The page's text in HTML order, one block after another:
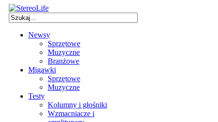
Newsy
Sprzętowe
Muzyczne
Branżowe
Migawki
Sprzętowe
Muzyczne
Testy
Kolumny i głośniki
Wzmacniacze i